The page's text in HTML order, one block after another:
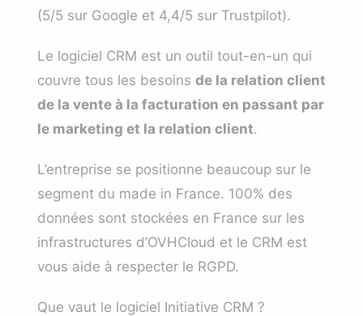
(5/5 sur Google et 4,4/5 sur Trustpilot).
Le logiciel CRM est un outil tout-en-un qui
couvre tous les besoins de la relation client
de la vente à la facturation en passant par
le marketing et la relation client.
L’entreprise se positionne beaucoup sur le
segment du made in France. 100% des
données sont stockées en France sur les
infrastructures d’OVHCloud et le CRM est
vous aide à respecter le RGPD.
Que vaut le logiciel Initiative CRM ?